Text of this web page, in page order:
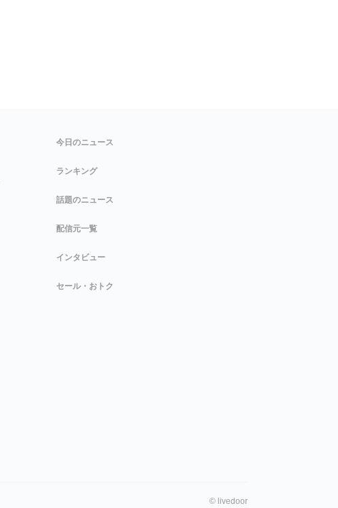
今日のニュース
ランキング
話題のニュース
配信元一覧
インタビュー
セール・おトク
© livedoor